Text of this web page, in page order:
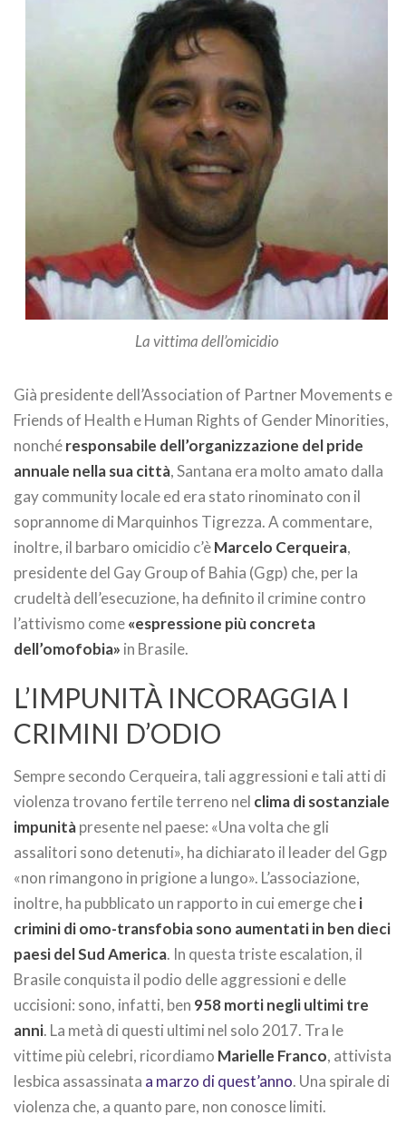
La vittima dell’omicidio
Già presidente dell’Association of Partner Movements e
Friends of Health e Human Rights of Gender Minorities,
nonchéresponsabile dell’organizzazione del pride
annuale nella sua città, Santana era molto amato dalla
gay community locale ed era stato rinominato con il
soprannome di Marquinhos Tigrezza. A commentare,
inoltre, il barbaro omicidio c’èMarcelo Cerqueira,
presidente del Gay Group of Bahia (Ggp) che, per la
crudeltà dell’esecuzione, ha definito il crimine contro
l’attivismo come«espressione più concreta
dell’omofobia» in Brasile.
L’IMPUNITÀ INCORAGGIA I
CRIMINI D’ODIO
Sempre secondo Cerqueira, tali aggressioni e tali atti di
violenza trovano fertile terreno nel clima di sostanziale
impunitàpresente nel paese: «Una volta che gli
assalitori sono detenuti», ha dichiarato il leader del Ggp
«non rimangono in prigione a lungo». L’associazione,
inoltre, ha pubblicato un rapporto in cui emerge chei
crimini di omo-transfobia sono aumentati in ben dieci
paesi del Sud America. In questa triste escalation, il
Brasile conquista il podio delle aggressioni e delle
uccisioni: sono, infatti, ben 958 morti negli ultimi tre
anni. La metà di questi ultimi nel solo 2017. Tra le
vittime più celebri, ricordiamo Marielle Franco, attivista
lesbica assassinata a marzo di quest’anno. Una spirale di
violenza che, a quanto pare, non conosce limiti.